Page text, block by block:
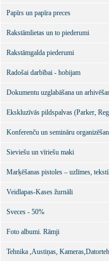
Papīrs un papīra preces
Rakstāmlietas un to piederumi
Rakstāmgalda piederumi
Radošai darbībai - hobijam
Dokumentu uzglabāšana un
Ekskluzīvās pildspalvas (Parker,
Konferenču un semināru
Sieviešu un vīriešu maki
Marķēšanas pistoles – uzlīmes,
Veidlapas-Kases žurnāli
Sveces - 50%
Foto albumi. Rāmji
Tehnika ,Austiņas,